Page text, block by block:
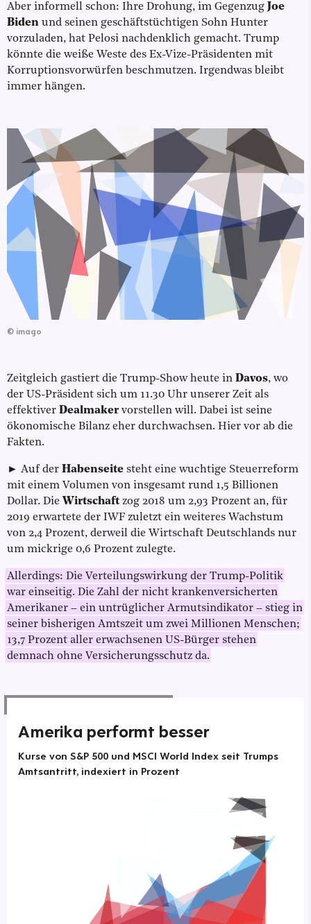
Aber informell schon: Ihre Drohung, im Gegenzug Joe
Biden und seinen geschäftstüchtigen Sohn Hunter
vorzuladen, hat Pelosi nachdenklich gemacht. Trump
könnte die weiße Weste des Ex-Vize-Präsidenten mit
Korruptionsvorwürfen beschmutzen. Irgendwas bleibt
immer hängen.
© imago
Zeitgleich gastiert die Trump-Show heute in Davos, wo
der US-Präsident sich um 11.30 Uhr unserer Zeit als
effektiver Dealmakervorstellen will. Dabei ist seine
ökonomische Bilanz eher durchwachsen. Hier vor ab die
Fakten.
► Auf der Habenseite steht eine wuchtige Steuerreform
mit einem Volumen von insgesamt rund 1,5 Billionen
Dollar. Die Wirtschaft zog 2018 um 2,93 Prozent an, für
2019 erwartete der IWF zuletzt ein weiteres Wachstum
von 2,4 Prozent, derweil die Wirtschaft Deutschlands nur
um mickrige 0,6 Prozent zulegte.
Allerdings: Die Verteilungswirkung der Trump-Politik
war einseitig. Die Zahl der nicht krankenversicherten
Amerikaner – ein untrüglicher Armutsindikator – stieg in
seiner bisherigen Amtszeit um zwei Millionen Menschen;
13,7 Prozent aller erwachsenen US-Bürger stehen
demnach ohne Versicherungsschutz da.
Amerika performt besser
Kurse von S&P 500 und MSCI World Index seit Trumps
Amtsantritt, indexiert in Prozent